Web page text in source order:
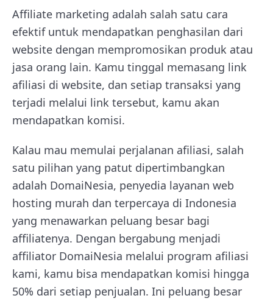
Affiliate marketing adalah salah satu cara
efektif untuk mendapatkan penghasilan dari
website dengan mempromosikan produk atau
jasa orang lain. Kamu tinggal memasang link
afiliasi di website, dan setiap transaksi yang
terjadi melalui link tersebut, kamu akan
mendapatkan komisi.
Kalau mau memulai perjalanan afiliasi, salah
satu pilihan yang patut dipertimbangkan
adalah DomaiNesia, penyedia layanan web
hosting murah dan terpercaya di Indonesia
yang menawarkan peluang besar bagi
affiliatenya. Dengan bergabung menjadi
affiliator DomaiNesia melalui program afiliasi
kami, kamu bisa mendapatkan komisi hingga
50% dari setiap penjualan. Ini peluang besar